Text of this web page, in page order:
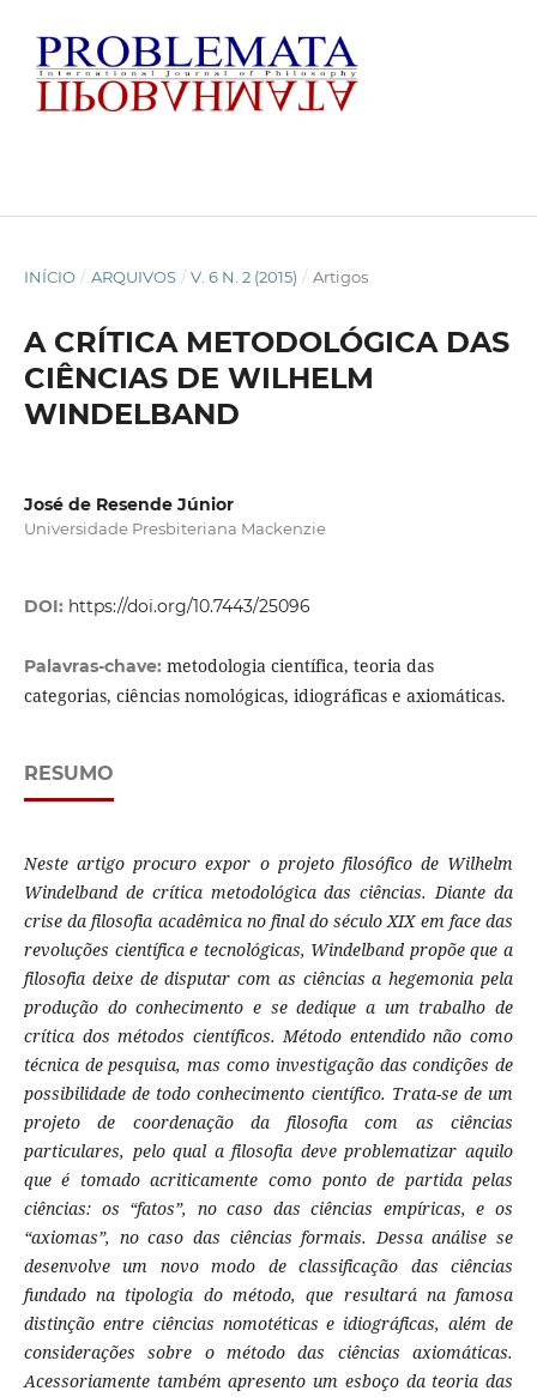
INÍCIO / ARQUIVOS / V. 6 N. 2 (2015) / Artigos
A CRÍTICA METODOLÓGICA DAS
CIÊNCIAS DE WILHELM
WINDELBAND
José de Resende Júnior
Universidade Presbiteriana Mackenzie
DOI: https://doi.org/10.7443/25096
Palavras-chave: metodologia científica, teoria das
categorias, ciências nomológicas, idiográficas e axiomáticas.
RESUMO
Neste artigo procuro expor o projeto filosófico de Wilhelm
Windelband de crítica metodológica das ciências. Diante da
crise da filosofia acadêmica no final do século XIX em face das
revoluções científica e tecnológicas, Windelband propõe que a
filosofia deixe de disputar com as ciências a hegemonia pela
produção do conhecimento e se dedique a um trabalho de
crítica dos métodos científicos. Método entendido não como
técnica de pesquisa, mas como investigação das condições de
possibilidade de todo conhecimento científico. Trata-se de um
projeto de coordenação da filosofia com as ciências
particulares, pelo qual a filosofia deve problematizar aquilo
que é tomado acriticamente como ponto de partida pelas
ciências: os “fatos”, no caso das ciências empíricas, e os
“axiomas”, no caso das ciências formais. Dessa análise se
desenvolve um novo modo de classificação das ciências
fundado na tipologia do método, que resultará na famosa
distinção entre ciências nomotéticas e idiográficas, além de
considerações sobre o método das ciências axiomáticas.
Acessoriamente também apresento um esboço da teoria das